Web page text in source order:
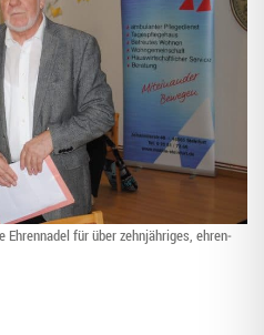
Ehren­na­del für über zehn­jäh­ri­ges, ehren­